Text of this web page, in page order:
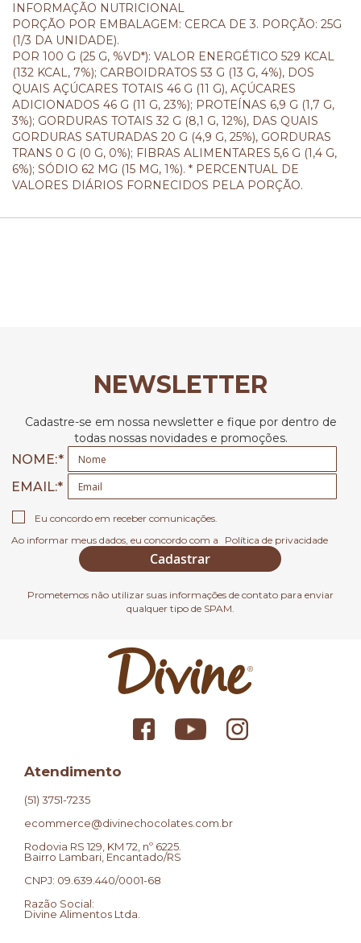
INFORMAÇÃO NUTRICIONAL
PORÇÃO POR EMBALAGEM: CERCA DE 3. PORÇÃO: 25G
(1/3 DA UNIDADE).
POR 100 G (25 G, %VD*): VALOR ENERGÉTICO 529 KCAL
(132 KCAL, 7%); CARBOIDRATOS 53 G (13 G, 4%), DOS
QUAIS AÇÚCARES TOTAIS 46 G (11 G), AÇÚCARES
ADICIONADOS 46 G (11 G, 23%); PROTEÍNAS 6,9 G (1,7 G,
3%); GORDURAS TOTAIS 32 G (8,1 G, 12%), DAS QUAIS
GORDURAS SATURADAS 20 G (4,9 G, 25%), GORDURAS
TRANS 0 G (0 G, 0%); FIBRAS ALIMENTARES 5,6 G (1,4 G,
6%); SÓDIO 62 MG (15 MG, 1%). * PERCENTUAL DE
VALORES DIÁRIOS FORNECIDOS PELA PORÇÃO.
NEWSLETTER
Cadastre-se em nossa newsletter e fique por dentro de
todas nossas novidades e promoções.
NOME:
EMAIL
Eu concordo em receber comunicações.
Ao informar meus dados, eu concordo com a
Política de privacidade
Cadastrar
Prometemos não utilizar suas informações de contato para enviar
qualquer tipo de SPAM.
Atendimento
(51) 3751-7235
ecommerce@divinechocolates.com.br
Rodovia RS 129, KM 72, nº 6225.
Bairro Lambari, Encantado/RS
CNPJ: 09.639.440/0001-68
Razão Social:
Divine Alimentos Ltda.